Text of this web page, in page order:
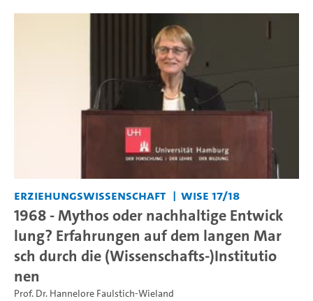
Erziehungswissenschaft WiSe 17/18
1968 - Mythos oder nachhaltige Entwick
lung? Erfahrungen auf dem langen Mar
sch durch die (Wissenschafts-)Institutio
nen
Prof. Dr. Hannelore Faulstich-Wieland